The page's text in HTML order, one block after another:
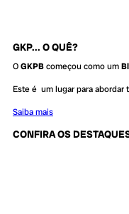
GKP... O QUÊ?
OGKPBcomeçou como um
Este é um lugar para
Saiba mais
CONFIRA OS